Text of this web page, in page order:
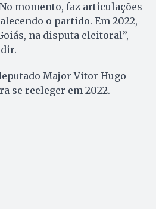
momento, faz articulações
o partido. Em 2022,
na disputa eleitoral”,
Major Vitor Hugo
se reeleger em 2022.